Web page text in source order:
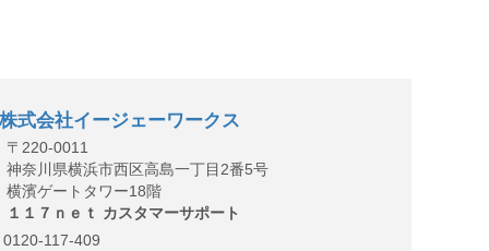
株式会社イージェーワークス
〒220-0011
神奈川県横浜市西区高島一丁目2番5号
横濱ゲートタワー18階
１１７ｎｅｔ カスタマーサポート
0120-117-409